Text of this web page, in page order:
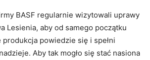
BASF regularnie wizytowali uprawy
Lesienia, aby od samego początku
powiedzie się i spełni
Aby tak mogło się stać nasiona